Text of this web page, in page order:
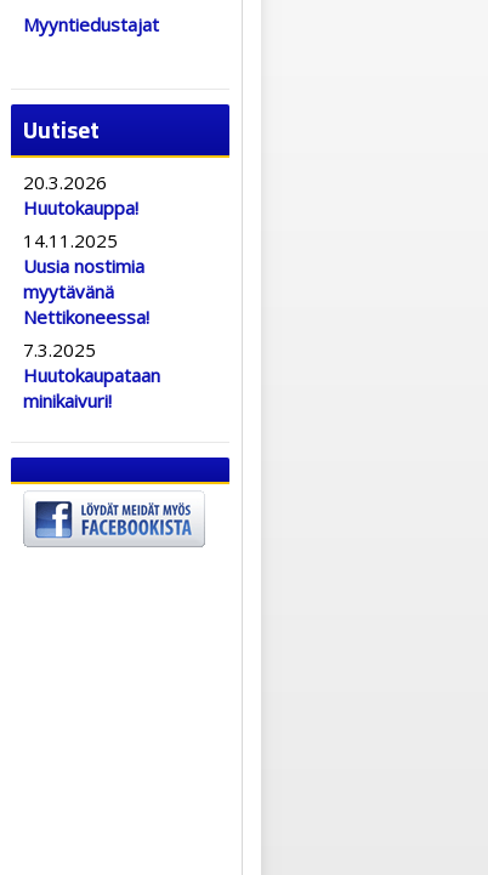
Myyntiedustajat
Uutiset
20.3.2026
Huutokauppa!
14.11.2025
Uusia nostimia
myytävänä
Nettikoneessa!
7.3.2025
Huutokaupataan
minikaivuri!